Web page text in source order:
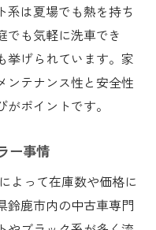
系は夏場でも熱を持ち
でも気軽に洗車でき
挙げられています。家
ンテナンス性と安全性
ポイントです。
ー事情
よって在庫数や価格に
鈴鹿市内の中古車専門